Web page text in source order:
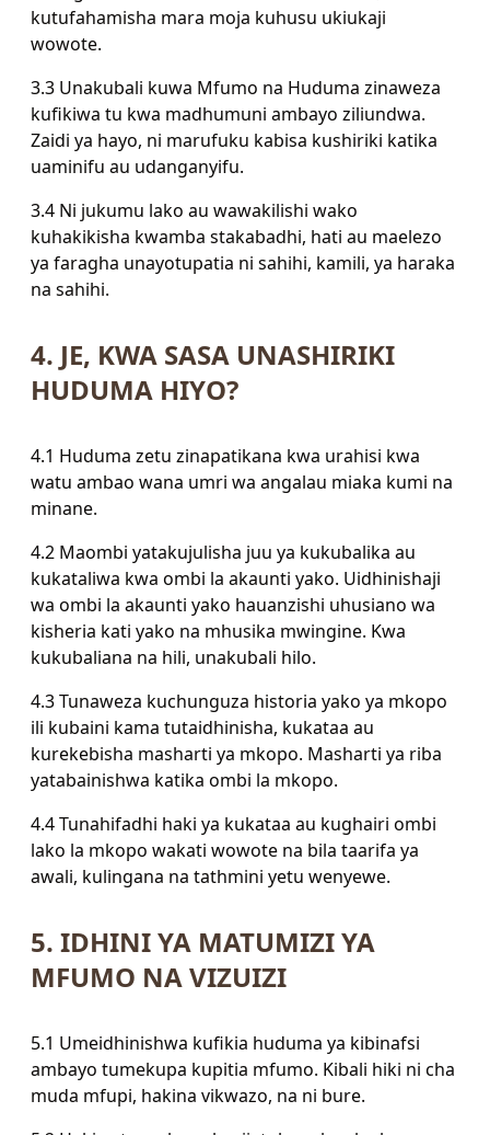
kutufahamisha mara moja kuhusu ukiukaji
wowote.
3.3 Unakubali kuwa Mfumo na Huduma zinaweza
kufikiwa tu kwa madhumuni ambayo ziliundwa.
Zaidi ya hayo, ni marufuku kabisa kushiriki katika
uaminifu au udanganyifu.
3.4 Ni jukumu lako au wawakilishi wako
kuhakikisha kwamba stakabadhi, hati au maelezo
ya faragha unayotupatia ni sahihi, kamili, ya haraka
na sahihi.
4. JE, KWA SASA UNASHIRIKI
HUDUMA HIYO?
4.1 Huduma zetu zinapatikana kwa urahisi kwa
watu ambao wana umri wa angalau miaka kumi na
minane.
4.2 Maombi yatakujulisha juu ya kukubalika au
kukataliwa kwa ombi la akaunti yako. Uidhinishaji
wa ombi la akaunti yako hauanzishi uhusiano wa
kisheria kati yako na mhusika mwingine. Kwa
kukubaliana na hili, unakubali hilo.
4.3 Tunaweza kuchunguza historia yako ya mkopo
ili kubaini kama tutaidhinisha, kukataa au
kurekebisha masharti ya mkopo. Masharti ya riba
yatabainishwa katika ombi la mkopo.
4.4 Tunahifadhi haki ya kukataa au kughairi ombi
lako la mkopo wakati wowote na bila taarifa ya
awali, kulingana na tathmini yetu wenyewe.
5. IDHINI YA MATUMIZI YA
MFUMO NA VIZUIZI
5.1 Umeidhinishwa kufikia huduma ya kibinafsi
ambayo tumekupa kupitia mfumo. Kibali hiki ni cha
muda mfupi, hakina vikwazo, na ni bure.